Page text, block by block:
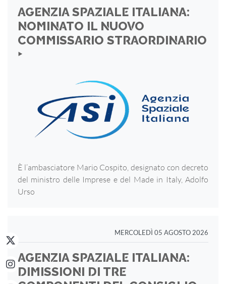
AGENZIA SPAZIALE ITALIANA:
NOMINATO IL NUOVO
COMMISSARIO STRAORDINARIO
‣
È l’ambasciatore Mario Cospito, designato con decreto
del ministro delle Imprese e del Made in Italy, Adolfo
Urso
MERCOLEDÌ 05 AGOSTO 2026
AGENZIA SPAZIALE ITALIANA:
DIMISSIONI DI TRE